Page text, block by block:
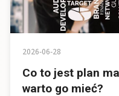
2026-06-28
Co to jest plan
warto go mieć?